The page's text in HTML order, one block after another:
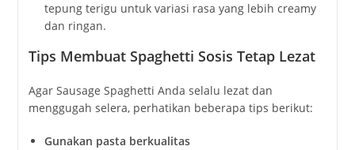
tepung terigu untuk variasi rasa yang lebih creamy
dan ringan.
Tips Membuat Spaghetti Sosis Tetap Lezat
Agar Sausage Spaghetti Anda selalu lezat dan
menggugah selera, perhatikan beberapa tips berikut:
Gunakan pasta berkualitas